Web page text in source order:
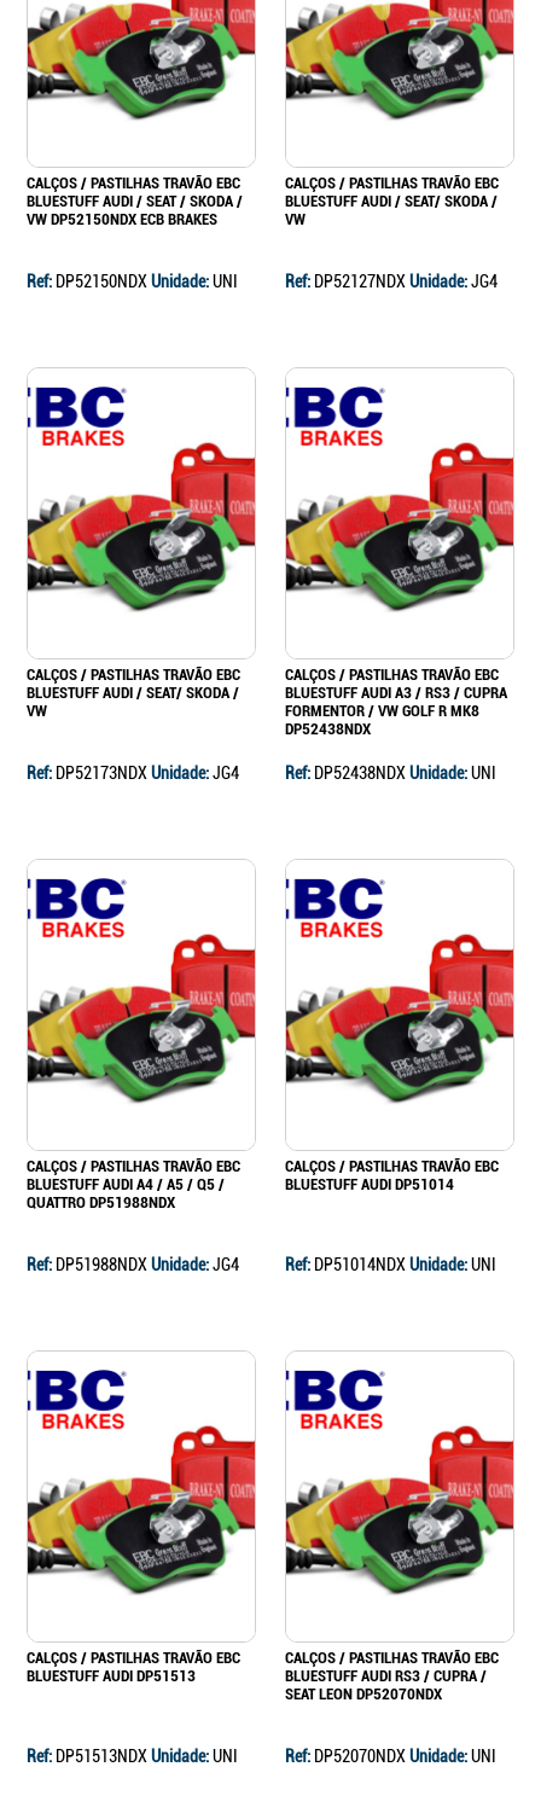
CALÇOS / PASTILHAS TRAVÃO EBC
BLUESTUFF AUDI / SEAT / SKODA /
VW DP52150NDX ECB BRAKES
Ref: DP52150NDXUnidade:UNI
CALÇOS / PASTILHAS TRAVÃO EBC
BLUESTUFF AUDI / SEAT/ SKODA /
VW
Ref: DP52127NDXUnidade:JG4
CALÇOS / PASTILHAS TRAVÃO EBC
BLUESTUFF AUDI / SEAT/ SKODA /
VW
Ref: DP52173NDXUnidade:JG4
CALÇOS / PASTILHAS TRAVÃO EBC
BLUESTUFF AUDI A3 / RS3 / CUPRA
FORMENTOR / VW GOLF R MK8
DP52438NDX
Ref: DP52438NDXUnidade:UNI
CALÇOS / PASTILHAS TRAVÃO EBC
BLUESTUFF AUDI A4 / A5 / Q5 /
QUATTRO DP51988NDX
Ref: DP51988NDXUnidade:JG4
CALÇOS / PASTILHAS TRAVÃO EBC
BLUESTUFF AUDI DP51014
Ref: DP51014NDXUnidade:UNI
CALÇOS / PASTILHAS TRAVÃO EBC
BLUESTUFF AUDI DP51513
Ref: DP51513NDXUnidade:UNI
CALÇOS / PASTILHAS TRAVÃO EBC
BLUESTUFF AUDI RS3 / CUPRA /
SEAT LEON DP52070NDX
Ref: DP52070NDXUnidade:UNI
Continuar a comprar